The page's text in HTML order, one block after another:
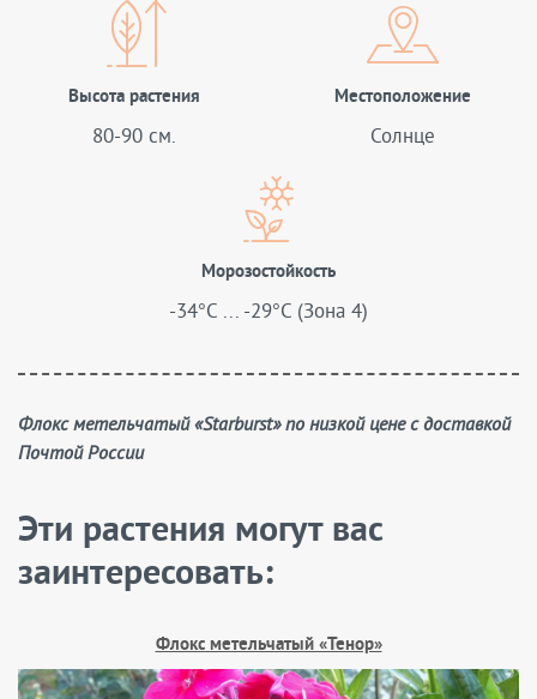
Высота растения
80-90 см.
Местоположение
Солнце
Морозостойкость
-34°C ... -29°C (Зона 4)
Флокс метельчатый «Starburst» по низкой цене с доставкой
Почтой России
Эти растения могут вас
заинтересовать:
Флокс метельчатый «Тенор»